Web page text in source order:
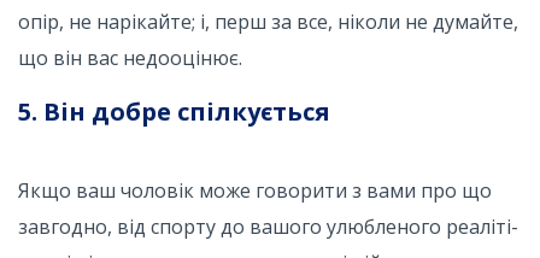
опір, не нарікайте; і, перш за все, ніколи не думайте,
що він вас недооцінює.
5. Він добре спілкується
Якщо ваш чоловік може говорити з вами про що
завгодно, від спорту до вашого улюбленого реаліті-